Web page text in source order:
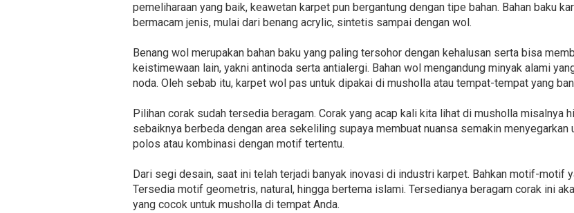
pemeliharaan yang baik, keawetan karpet pun bergantung dengan tipe bahan. Bahan baku
bermacam jenis, mulai dari benang acrylic, sintetis sampai dengan wol.
Benang wol merupakan bahan baku yang paling tersohor dengan kehalusan serta bisa
keistimewaan lain, yakni antinoda serta antialergi. Bahan wol mengandung minyak alami
noda. Oleh sebab itu, karpet wol pas untuk dipakai di musholla atau tempat-tempat yang
Pilihan corak sudah tersedia beragam. Corak yang acap kali kita lihat di musholla misalnya
sebaiknya berbeda dengan area sekeliling supaya membuat nuansa semakin menyegarkan
polos atau kombinasi dengan motif tertentu.
Dari segi desain, saat ini telah terjadi banyak inovasi di industri karpet. Bahkan motif-motif
Tersedia motif geometris, natural, hingga bertema islami. Tersedianya beragam corak ini
yang cocok untuk musholla di tempat Anda.